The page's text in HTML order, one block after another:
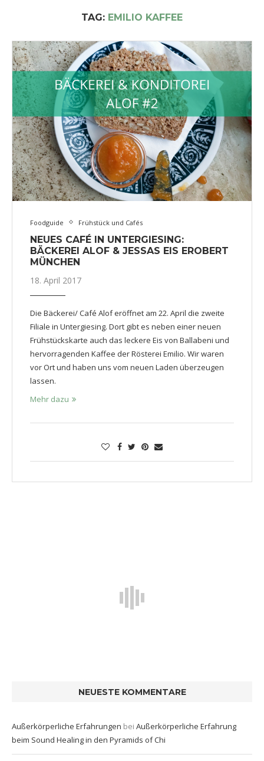
TAG: EMILIO KAFFEE
Foodguide Frühstück und Cafés
NEUES CAFÉ IN UNTERGIESING:
BÄCKEREI ALOF & JESSAS EIS EROBERT
MÜNCHEN
18. April 2017
Die Bäckerei/ Café Alof eröffnet am 22. April die zweite
Filiale in Untergiesing. Dort gibt es neben einer neuen
Frühstückskarte auch das leckere Eis von Ballabeni und
hervorragenden Kaffee der Rösterei Emilio. Wir waren
vor Ort und haben uns vom neuen Laden überzeugen
lassen.
Mehr dazu
NEUESTE KOMMENTARE
Außerkörperliche Erfahrungen bei Außerkörperliche Erfahrung
beim Sound Healing in den Pyramids of Chi